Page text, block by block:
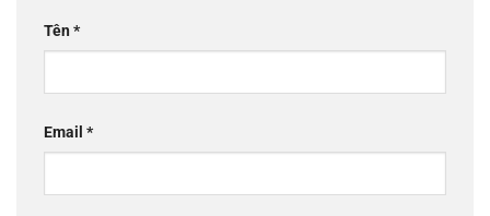
Tên*
Email *